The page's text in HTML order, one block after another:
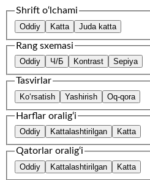
Shrift o‘lchami
Oddiy Katta Juda katta
Rang sxemasi
Oddiy Ч/Б Kontrast Sepiya
Tasvirlar
Ko‘rsatish Yashirish Oq-qora
Harflar oralig‘i
Oddiy Kattalashtirilgan Katta
Qatorlar oralig‘i
Oddiy Kattalashtirilgan Katta